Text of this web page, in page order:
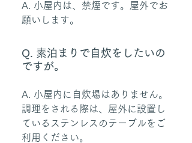
A. 小屋内は、禁煙です。屋外でお
願いします。
Q. 素泊まりで自炊をしたいの
ですが。
A. 小屋内に自炊場はありません。
調理をされる際は、屋外に設置し
ているステンレスのテーブルをご
利用ください。